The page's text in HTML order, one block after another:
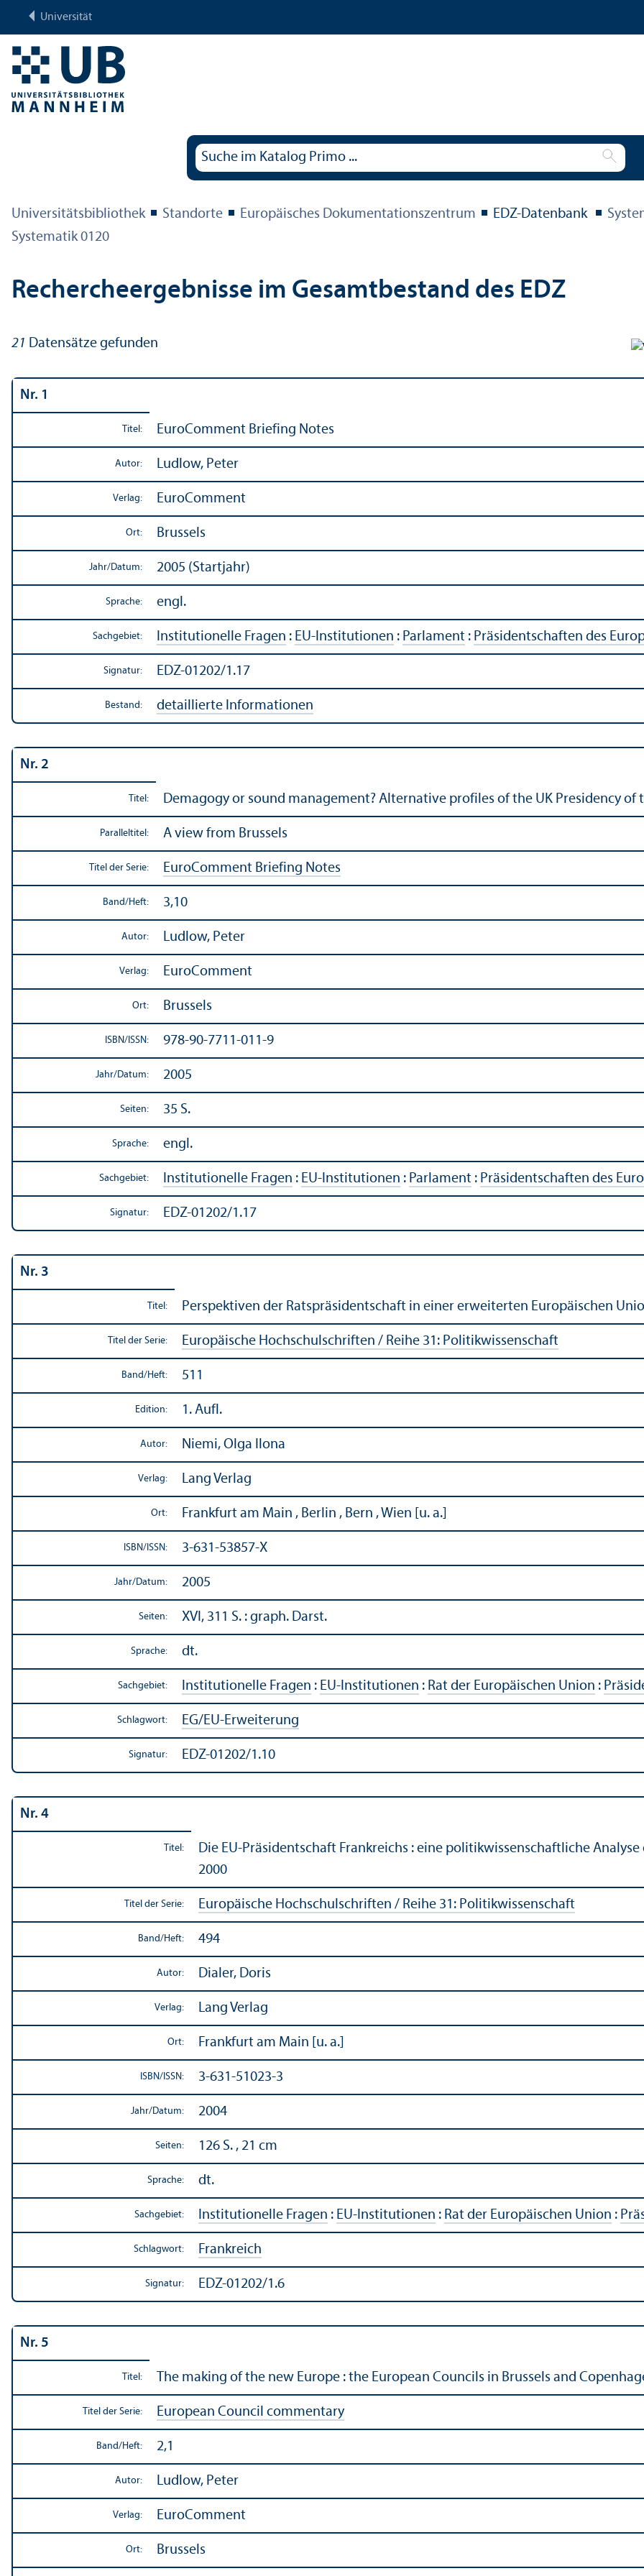
Universität
Universitäts­bibliothek Standorte Europäisches Dokumentations­zentrum EDZ-Datenbank
Systematik 0120
Rechercheergebnisse im Gesamtbestand des EDZ
21 Datensätze gefunden
Nr. 1
Titel: EuroComment Briefing Notes
Autor: Ludlow, Peter
Verlag: EuroComment
Ort: Brussels
Jahr/Datum: 2005 (Startjahr)
Sprache: engl.
Sachgebiet: Institutionelle Fragen : EU-Institutionen : Parlament : Präsidentschaften des
Signatur: EDZ-01202/1.17
Bestand: detaillierte Informationen
Nr. 2
Titel: Demagogy or sound management? Alternative profiles of the UK Presidency of
Paralleltitel: A view from Brussels
Titel der Serie: EuroComment Briefing Notes
Band/Heft: 3,10
Autor: Ludlow, Peter
Verlag: EuroComment
Ort: Brussels
ISBN/ ISSN: 978-90-7711-011-9
Jahr/Datum: 2005
Seiten: 35 S.
Sprache: engl.
Sachgebiet: Institutionelle Fragen : EU-Institutionen : Parlament : Präsidentschaften des
Signatur: EDZ-01202/1.17
Nr. 3
Titel: Perspektiven der Ratspräsidentschaft in einer erweiterten Europäischen
Titel der Serie: Europäische Hochschul­schriften / Reihe 31: Politik­wissenschaft
Band/Heft: 511
Edition: 1. Aufl.
Autor: Niemi, Olga Ilona
Verlag: Lang Verlag
Ort: Frankfurt am Main , Berlin , Bern , Wien [u. a.]
ISBN/ ISSN: 3-631-53857-X
Jahr/Datum: 2005
Seiten: XVI, 311 S. : graph. Darst.
Sprache: dt.
Sachgebiet: Institutionelle Fragen : EU-Institutionen : Rat der Europäischen Union :
Schlagwort: EG/EU-Erweiterung
Signatur: EDZ-01202/1.10
Nr. 4
Titel:
Die EU-Präsidentschaft Frankreichs : eine politik­wissenschaft­liche
2000
Titel der Serie: Europäische Hochschul­schriften / Reihe 31: Politik­wissenschaft
Band/Heft: 494
Autor: Dialer, Doris
Verlag: Lang Verlag
Ort: Frankfurt am Main [u. a.]
ISBN/ ISSN: 3-631-51023-3
Jahr/Datum: 2004
Seiten: 126 S. , 21 cm
Sprache: dt.
Sachgebiet: Institutionelle Fragen : EU-Institutionen : Rat der Europäischen Union :
Schlagwort: Frankreich
Signatur: EDZ-01202/1.6
Nr. 5
Titel: The making of the new Europe : the European Councils in Brussels and
Titel der Serie: European Council commentary
Band/Heft: 2,1
Autor: Ludlow, Peter
Verlag: EuroComment
Ort: Brussels